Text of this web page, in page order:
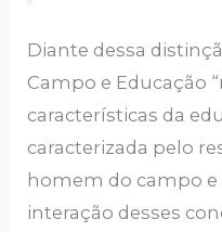
Diante dessa
Campo e Educação
características da
caracterizada pelo
homem do campo e
interação desses